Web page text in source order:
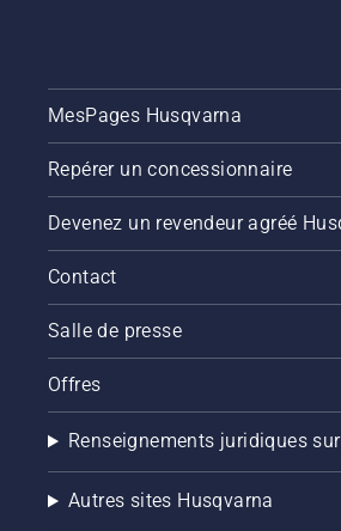
MesPages Husqvarna
Repérer un concessionnaire
Devenez un revendeur agréé
Contact
Salle de presse
Offres
Renseignements juridiques
Autres sites Husqvarna